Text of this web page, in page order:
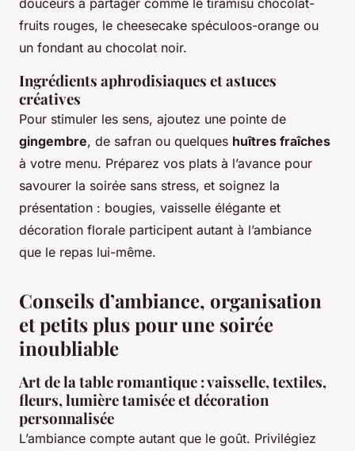
fruits rouges, le cheesecake spéculoos-orange ou
un fondant au chocolat noir.
Ingrédients aphrodisiaques et astuces
créatives
Pour stimuler les sens, ajoutez une pointe de
gingembre, de safran ou quelques huîtres fraîches
à votre menu. Préparez vos plats à l’avance pour
savourer la soirée sans stress, et soignez la
présentation : bougies, vaisselle élégante et
décoration florale participent autant à l’ambiance
que le repas lui-même.
Conseils d’ambiance, organisation
et petits plus pour une soirée
inoubliable
Art de la table romantique : vaisselle, textiles,
fleurs, lumière tamisée et décoration
personnalisée
L’ambiance compte autant que le goût. Privilégiez